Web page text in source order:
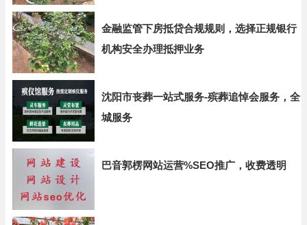
金融监管下房抵贷合规规则，选择正规银行
机构安全办理抵押业务
沈阳市丧葬一站式服务-殡葬追悼会服务，全
城服务
巴音郭楞网站运营%SEO推广，收费透明